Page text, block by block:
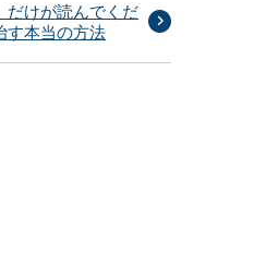
だけが読んでくだ
す本当の方法